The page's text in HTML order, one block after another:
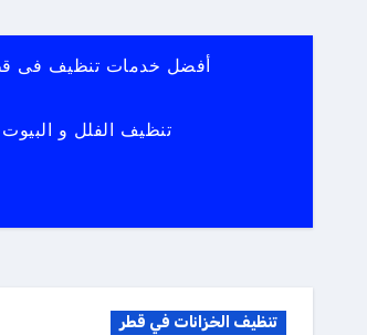
أفضل خدمات تنظيف فى
تنظيف الفلل و البيوت
تنظيف الخزانات في قطر